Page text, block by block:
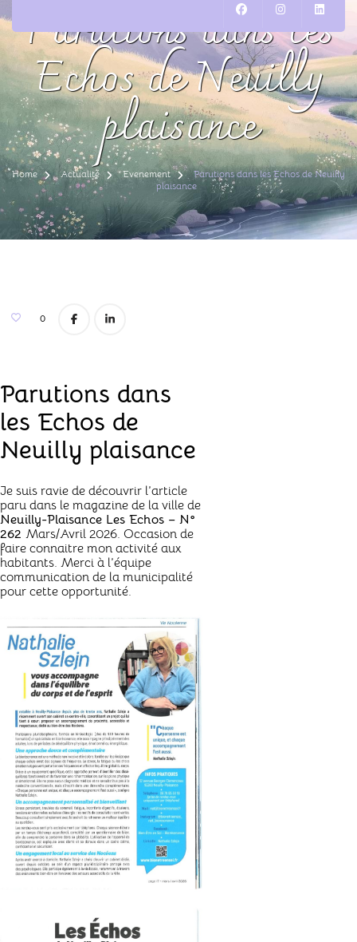
Parutions dans les
Echos de Neuilly
plaisance
Home Actualité Evenement
Parutions dans les Echos de Neuilly
plaisance
0
Parutions dans
les Echos de
Neuilly plaisance
Je suis ravie de découvrir l’article
paru dans le magazine de la ville de
Neuilly-Plaisance Les Echos – N°
262 Mars/Avril 2026. Occasion de
faire connaitre mon activité aux
habitants. Merci à l’équipe
communication de la municipalité
pour cette opportunité.